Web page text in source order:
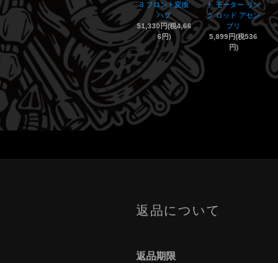
3 フロント変換
ハブ
51,330円(税4,66
6円)
ト モーター リン
ク ロッド アセン
ブリ
5,899円(税536
円)
返品について
返品期限